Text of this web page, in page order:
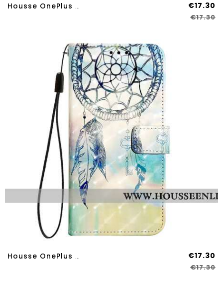
Housse OnePlus Nord 4 Sakura €17.30
€17.30
Housse OnePlus Nord 4 Attrape-Rêves €17.30
€17.30